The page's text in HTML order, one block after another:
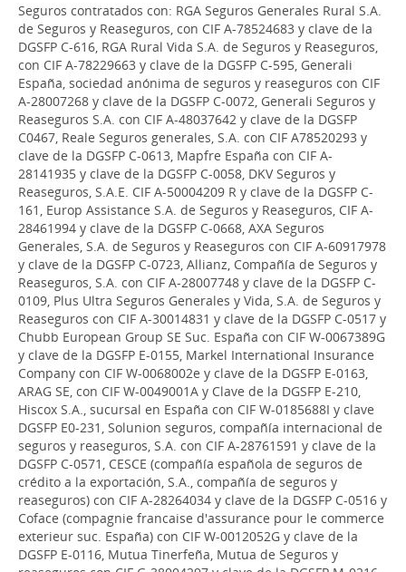
Seguros contratados con: RGA Seguros Generales Rural S.A.
de Seguros y Reaseguros, con CIF A-78524683 y clave de la
DGSFP C-616, RGA Rural Vida S.A. de Seguros y Reaseguros,
con CIF A-78229663 y clave de la DGSFP C-595, Generali
España, sociedad anónima de seguros y reaseguros con CIF
A-28007268 y clave de la DGSFP C-0072, Generali Seguros y
Reaseguros S.A. con CIF A-48037642 y clave de la DGSFP
C0467, Reale Seguros generales, S.A. con CIF A78520293 y
clave de la DGSFP C-0613, Mapfre España con CIF A-
28141935 y clave de la DGSFP C-0058, DKV Seguros y
Reaseguros, S.A.E. CIF A-50004209 R y clave de la DGSFP C-
161, Europ Assistance S.A. de Seguros y Reaseguros, CIF A-
28461994 y clave de la DGSFP C-0668, AXA Seguros
Generales, S.A. de Seguros y Reaseguros con CIF A-60917978
y clave de la DGSFP C-0723, Allianz, Compañía de Seguros y
Reaseguros, S.A. con CIF A-28007748 y clave de la DGSFP C-
0109, Plus Ultra Seguros Generales y Vida, S.A. de Seguros y
Reaseguros con CIF A-30014831 y clave de la DGSFP C-0517 y
Chubb European Group SE Suc. España con CIF W-0067389G
y clave de la DGSFP E-0155, Markel International Insurance
Company con CIF W-0068002e y clave de la DGSFP E-0163,
ARAG SE, con CIF W-0049001A y Clave de la DGSFP E-210,
Hiscox S.A., sucursal en España con CIF W-0185688I y clave
DGSFP E0-231, Solunion seguros, compañía internacional de
seguros y reaseguros, S.A. con CIF A-28761591 y clave de la
DGSFP C-0571, CESCE (compañía española de seguros de
crédito a la exportación, S.A., compañía de seguros y
reaseguros) con CIF A-28264034 y clave de la DGSFP C-0516 y
Coface (compagnie francaise d'assurance pour le commerce
exterieur suc. España) con CIF W-0012052G y clave de la
DGSFP E-0116, Mutua Tinerfeña, Mutua de Seguros y